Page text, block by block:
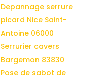
Depannage serrure
picard Nice Saint-
Antoine 06000
Serrurier cavers
Bargemon 83830
Pose de sabot de